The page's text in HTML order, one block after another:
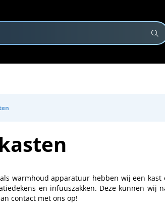
warmhoud apparatuur hebben wij een
en infuuszakken. Deze kunnen wij
contact met ons op!